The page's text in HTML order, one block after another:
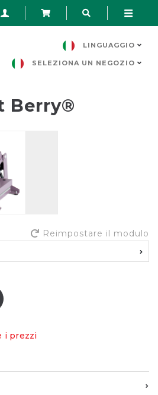
LINGUAGGIO
SELEZIONA UN NEGOZIO
Berry®
Reimpostare il modulo
i prezzi